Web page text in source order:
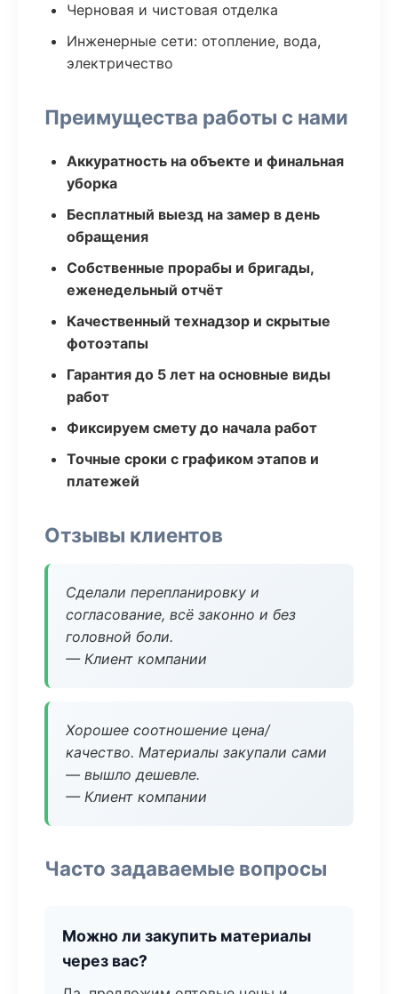
Черновая и чистовая отделка
Инженерные сети: отопление, вода,
электричество
Преимущества работы с нами
Аккуратность на объекте и финальная
уборка
Бесплатный выезд на замер в день
обращения
Собственные прорабы и бригады,
еженедельный отчёт
Качественный технадзор и скрытые
фотоэтапы
Гарантия до 5 лет на основные виды
работ
Фиксируем смету до начала работ
Точные сроки с графиком этапов и
платежей
Отзывы клиентов
Сделали перепланировку и
согласование, всё законно и без
головной боли.
— Клиент компании
Хорошее соотношение цена/
качество. Материалы закупали сами
— вышло дешевле.
— Клиент компании
Часто задаваемые вопросы
Можно ли закупить материалы
через вас?